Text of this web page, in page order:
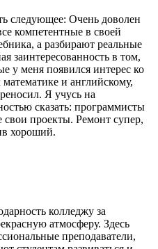
следующее: Очень доволен
компетентные в своей
а разбирают реальные
заинтересованность в том,
у меня появился интерес ко
и английскому,
Я учусь на
сказать: программисты
проекты. Ремонт супер,
хороший.
колледжу за
атмосферу. Здесь
преподаватели,